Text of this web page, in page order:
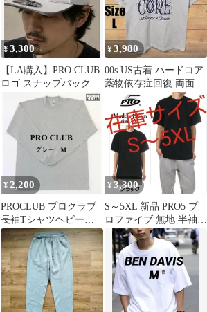
¥3,300
【LA購入】PRO CLUB
ロゴ スナップバック 白
フラットバイザー
¥3,980
00s US古着 ハードコア
薬物依存症回復 両面ビ
ッグプリントTシャツ
¥2,200
PROCLUB プロクラブ
長袖Tシャツヘビーウ
エイト グレー M
¥3,300
S～5XL 新品 PRO5 プ
ロファイブ 無地 半袖 T
シャツ ブラック 黒